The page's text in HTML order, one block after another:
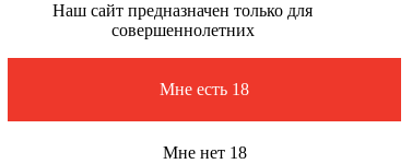
Наш сайт предназначен только для
совершеннолетних
Мне есть 18
Мне нет 18